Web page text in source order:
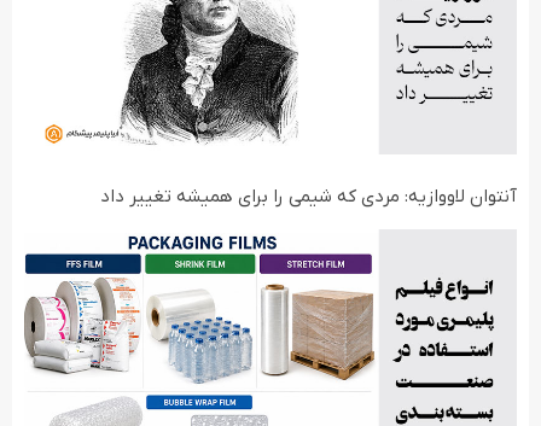
آنتوان لاووازیه: مردی که شیمی را برای همیشه تغییر داد